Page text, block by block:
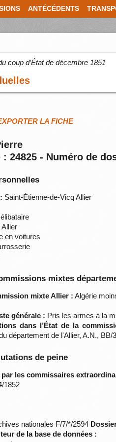
ANTÉCÉDENTS
coup d’État de décembre 1851
LA FICHE
: 24825 - Numéro de
Saint-Étienne-de-Vicq Allier
Allier
en voitures
mixtes
mixte Allier : Algérie
générale : Pris les armes à la
dans l’État de la
département de l'Allier, A.N., BB/
de peine
les commissaires
1852
nationales F/7/*/2594
de la base de données :